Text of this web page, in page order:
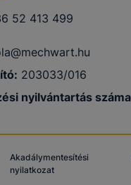
52 413 499
203033/016
nyilvántartás
Akadálymentesítési
nyilatkozat